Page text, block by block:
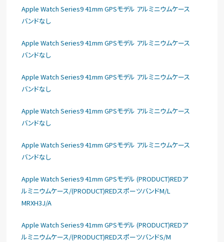
Apple Watch Series9 41mm GPSモデル アルミニウムケース
バンドなし
Apple Watch Series9 41mm GPSモデル アルミニウムケース
バンドなし
Apple Watch Series9 41mm GPSモデル アルミニウムケース
バンドなし
Apple Watch Series9 41mm GPSモデル アルミニウムケース
バンドなし
Apple Watch Series9 41mm GPSモデル アルミニウムケース
バンドなし
Apple Watch Series9 41mm GPSモデル (PRODUCT)REDア
ルミニウムケース/(PRODUCT)REDスポーツバンドM/L
MRXH3J/A
Apple Watch Series9 41mm GPSモデル (PRODUCT)REDア
ルミニウムケース/(PRODUCT)REDスポーツバンドS/M